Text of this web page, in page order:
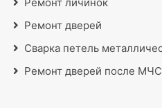
Ремонт личинок
Ремонт дверей
Сварка петель
Ремонт дверей после МЧС